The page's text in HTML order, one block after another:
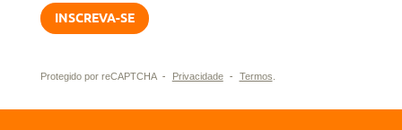
Protegido por reCAPTCHA - Privacidade - Termos